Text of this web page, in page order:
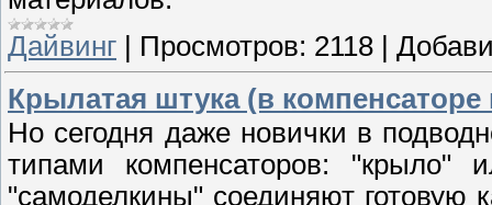
Дайвинг
Просмотров: 2118
Крылатая штука (в компенсаторе
Но сегодня даже новички в
типами компенсаторов:
"самоделкины" соединяют готовую